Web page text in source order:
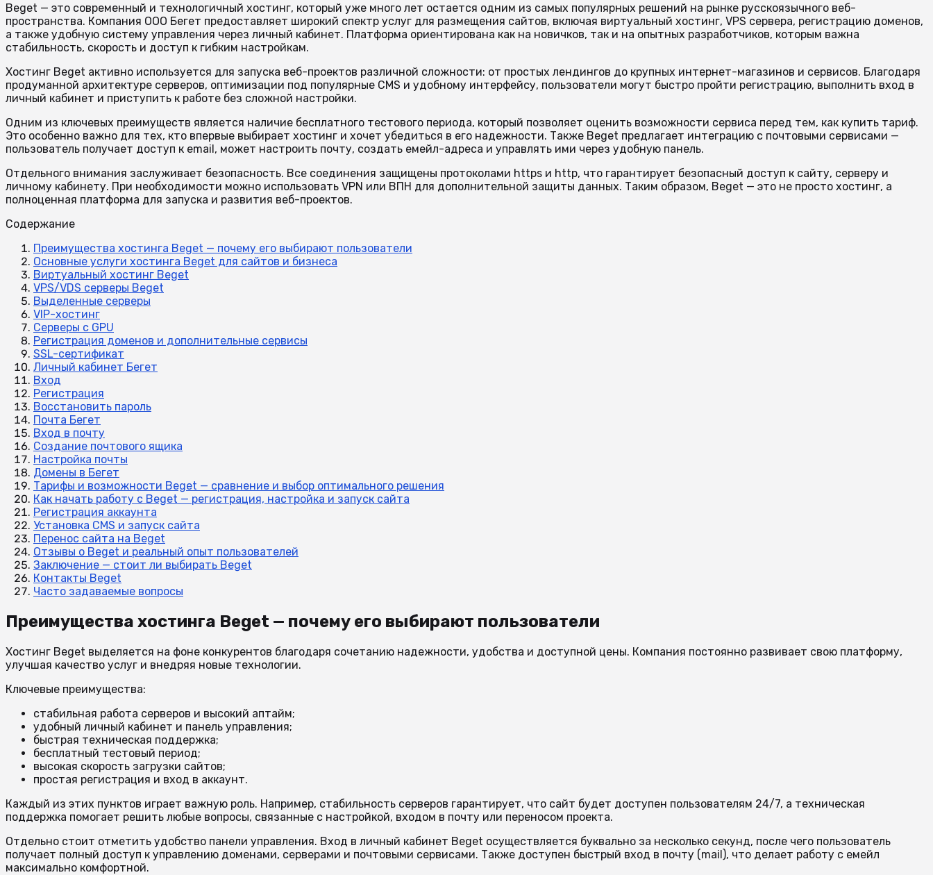
Beget — это современный и технологичный хостинг, который уже много лет остается одним из самых популярных решений на рынке русскоязычного веб-
пространства. Компания ООО Бегет предоставляет широкий спектр услуг для размещения сайтов, включая виртуальный хостинг, VPS сервера, регистрацию доменов,
а также удобную систему управления через личный кабинет. Платформа ориентирована как на новичков, так и на опытных разработчиков, которым важна
стабильность, скорость и доступ к гибким настройкам.
Хостинг Beget активно используется для запуска веб-проектов различной сложности: от простых лендингов до крупных интернет-магазинов и сервисов. Благодаря
продуманной архитектуре серверов, оптимизации под популярные CMS и удобному интерфейсу, пользователи могут быстро пройти регистрацию, выполнить вход в
личный кабинет и приступить к работе без сложной настройки.
Одним из ключевых преимуществ является наличие бесплатного тестового периода, который позволяет оценить возможности сервиса перед тем, как купить тариф.
Это особенно важно для тех, кто впервые выбирает хостинг и хочет убедиться в его надежности. Также Beget предлагает интеграцию с почтовыми сервисами —
пользователь получает доступ к email, может настроить почту, создать емейл-адреса и управлять ими через удобную панель.
Отдельного внимания заслуживает безопасность. Все соединения защищены протоколами https и http, что гарантирует безопасный доступ к сайту, серверу и
личному кабинету. При необходимости можно использовать VPN или ВПН для дополнительной защиты данных. Таким образом, Beget — это не просто хостинг, а
полноценная платформа для запуска и развития веб-проектов.
Содержание
Преимущества хостинга Beget — почему его выбирают пользователи
Основные услуги хостинга Beget для сайтов и бизнеса
Виртуальный хостинг Beget
VPS/VDS серверы Beget
Выделенные серверы
VIP-хостинг
Серверы с GPU
Регистрация доменов и дополнительные сервисы
SSL-сертификат
Личный кабинет Бегет
Вход
Регистрация
Восстановить пароль
Почта Бегет
Вход в почту
Создание почтового ящика
Настройка почты
Домены в Бегет
Тарифы и возможности Beget — сравнение и выбор оптимального решения
Как начать работу с Beget — регистрация, настройка и запуск сайта
Регистрация аккаунта
Установка CMS и запуск сайта
Перенос сайта на Beget
Отзывы о Beget и реальный опыт пользователей
Заключение — стоит ли выбирать Beget
Контакты Beget
Часто задаваемые вопросы
Преимущества хостинга Beget — почему его выбирают пользователи
Хостинг Beget выделяется на фоне конкурентов благодаря сочетанию надежности, удобства и доступной цены. Компания постоянно развивает свою платформу,
улучшая качество услуг и внедряя новые технологии.
Ключевые преимущества:
стабильная работа серверов и высокий аптайм;
удобный личный кабинет и панель управления;
быстрая техническая поддержка;
бесплатный тестовый период;
высокая скорость загрузки сайтов;
простая регистрация и вход в аккаунт.
Каждый из этих пунктов играет важную роль. Например, стабильность серверов гарантирует, что сайт будет доступен пользователям 24/7, а техническая
поддержка помогает решить любые вопросы, связанные с настройкой, входом в почту или переносом проекта.
Отдельно стоит отметить удобство панели управления. Вход в личный кабинет Beget осуществляется буквально за несколько секунд, после чего пользователь
получает полный доступ к управлению доменами, серверами и почтовыми сервисами. Также доступен быстрый вход в почту (mail), что делает работу с емейл
максимально комфортной.